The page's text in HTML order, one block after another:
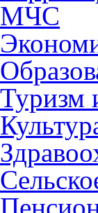
МЧС
Туризм